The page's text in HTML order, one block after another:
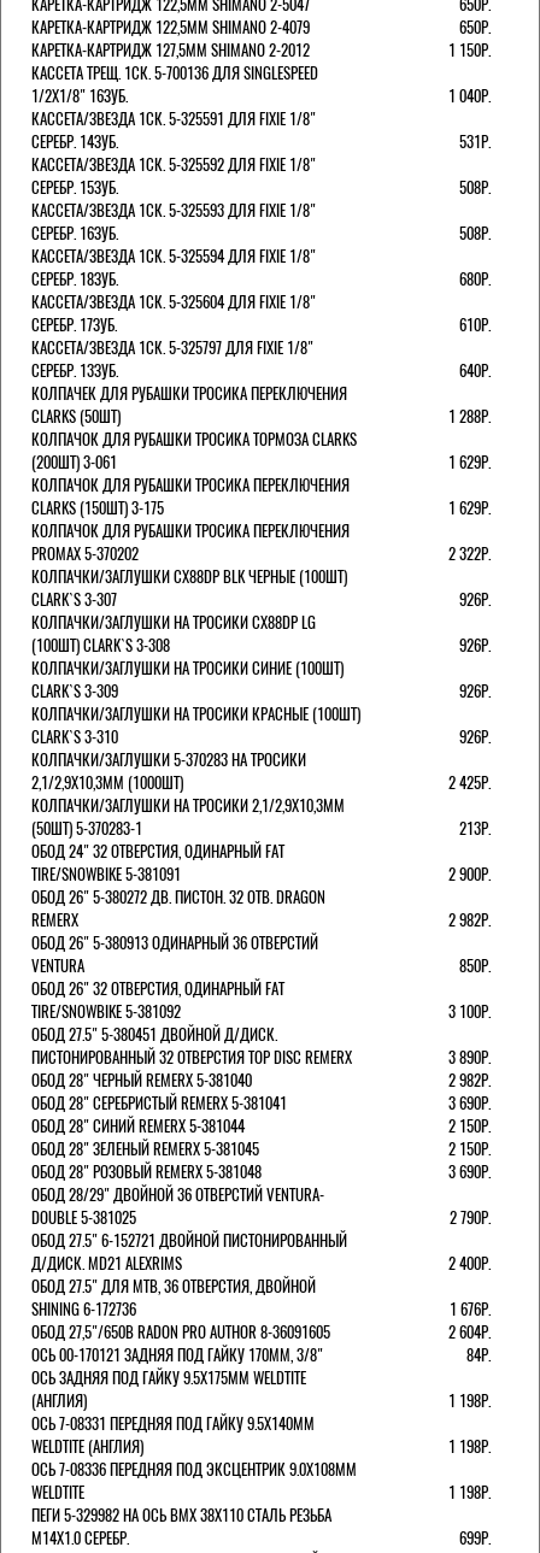
КАРЕТКА-КАРТРИДЖ 122,5ММ SHIMANO 2-4079
650Р.
КАРЕТКА-КАРТРИДЖ 127,5ММ SHIMANO 2-2012
1 150Р.
КАССЕТА ТРЕЩ. 1СК. 5-700136 ДЛЯ SINGLESPEED
1/2X1/8" 16ЗУБ.
1 040Р.
КАССЕТА/ЗВЕЗДА 1СК. 5-325591 ДЛЯ FIXIE 1/8"
СЕРЕБР. 14ЗУБ.
531Р.
КАССЕТА/ЗВЕЗДА 1СК. 5-325592 ДЛЯ FIXIE 1/8"
СЕРЕБР. 15ЗУБ.
508Р.
КАССЕТА/ЗВЕЗДА 1СК. 5-325593 ДЛЯ FIXIE 1/8"
СЕРЕБР. 16ЗУБ.
508Р.
КАССЕТА/ЗВЕЗДА 1СК. 5-325594 ДЛЯ FIXIE 1/8"
СЕРЕБР. 18ЗУБ.
680Р.
КАССЕТА/ЗВЕЗДА 1СК. 5-325604 ДЛЯ FIXIE 1/8"
СЕРЕБР. 17ЗУБ.
610Р.
КАССЕТА/ЗВЕЗДА 1СК. 5-325797 ДЛЯ FIXIE 1/8"
СЕРЕБР. 13ЗУБ.
640Р.
КОЛПАЧЕК ДЛЯ РУБАШКИ ТРОСИКА ПЕРЕКЛЮЧЕНИЯ
CLARKS (50ШТ)
1 288Р.
КОЛПАЧОК ДЛЯ РУБАШКИ ТРОСИКА ТОРМОЗА CLARKS
(200ШТ) 3-061
1 629Р.
КОЛПАЧОК ДЛЯ РУБАШКИ ТРОСИКА ПЕРЕКЛЮЧЕНИЯ
CLARKS (150ШТ) 3-175
1 629Р.
КОЛПАЧОК ДЛЯ РУБАШКИ ТРОСИКА ПЕРЕКЛЮЧЕНИЯ
PROMAX 5-370202
2 322Р.
КОЛПАЧКИ/3АГЛУШКИ CX88DP BLK ЧЕРНЫЕ (100ШТ)
CLARK`S 3-307
926Р.
КОЛПАЧКИ/3АГЛУШКИ НА ТРОСИКИ CX88DP LG
(100ШТ) CLARK`S 3-308
926Р.
КОЛПАЧКИ/3АГЛУШКИ НА ТРОСИКИ СИНИЕ (100ШТ)
CLARK`S 3-309
926Р.
КОЛПАЧКИ/3АГЛУШКИ НА ТРОСИКИ КРАСНЫЕ (100ШТ)
CLARK`S 3-310
926Р.
КОЛПАЧКИ/3АГЛУШКИ 5-370283 НА ТРОСИКИ
2,1/2,9Х10,3ММ (1000ШТ)
2 425Р.
КОЛПАЧКИ/3АГЛУШКИ НА ТРОСИКИ 2,1/2,9Х10,3ММ
(50ШТ) 5-370283-1
213Р.
ОБОД 24" 32 ОТВЕРСТИЯ, ОДИНАРНЫЙ FAT
TIRE/SNOWBIKE 5-381091
2 900Р.
ОБОД 26" 5-380272 ДВ. ПИСТОН. 32 ОТВ. DRAGON
REMERX
2 982Р.
ОБОД 26" 5-380913 ОДИНАРНЫЙ 36 ОТВЕРСТИЙ
VENTURA
850Р.
ОБОД 26" 32 ОТВЕРСТИЯ, ОДИНАРНЫЙ FAT
TIRE/SNOWBIKE 5-381092
3 100Р.
ОБОД 27.5" 5-380451 ДВОЙНОЙ Д/ДИСК.
ПИСТОНИРОВАННЫЙ 32 ОТВЕРСТИЯ TOP DISC REMERX
3 890Р.
ОБОД 28" ЧЕРНЫЙ REMERX 5-381040
2 982Р.
ОБОД 28" СЕРЕБРИСТЫЙ REMERX 5-381041
3 690Р.
ОБОД 28" СИНИЙ REMERX 5-381044
2 150Р.
ОБОД 28" ЗЕЛЕНЫЙ REMERX 5-381045
2 150Р.
ОБОД 28" РОЗОВЫЙ REMERX 5-381048
3 690Р.
ОБОД 28/29" ДВОЙНОЙ 36 ОТВЕРСТИЙ VENTURA-
DOUBLE 5-381025
2 790Р.
ОБОД 27.5" 6-152721 ДВОЙНОЙ ПИСТОНИРОВАННЫЙ
Д/ДИСК. MD21 ALEXRIMS
2 400Р.
ОБОД 27.5" ДЛЯ MTB, 36 ОТВЕРСТИЯ, ДВОЙНОЙ
SHINING 6-172736
1 676Р.
ОБОД 27,5"/650B RADON PRO AUTHOR 8-36091605
2 604Р.
ОСЬ 00-170121 ЗАДНЯЯ ПОД ГАЙКУ 170MM, 3/8"
84Р.
ОСЬ ЗАДНЯЯ ПОД ГАЙКУ 9.5Х175ММ WELDTITE
(АНГЛИЯ)
1 198Р.
ОСЬ 7-08331 ПЕРЕДНЯЯ ПОД ГАЙКУ 9.5Х140ММ
WELDTITE (АНГЛИЯ)
1 198Р.
ОСЬ 7-08336 ПЕРЕДНЯЯ ПОД ЭКСЦЕНТРИК 9.0Х108ММ
WELDTITE
1 198Р.
ПЕГИ 5-329982 НА ОСЬ BMX 38Х110 СТАЛЬ РЕЗЬБА
М14Х1.0 СЕРЕБР.
699Р.